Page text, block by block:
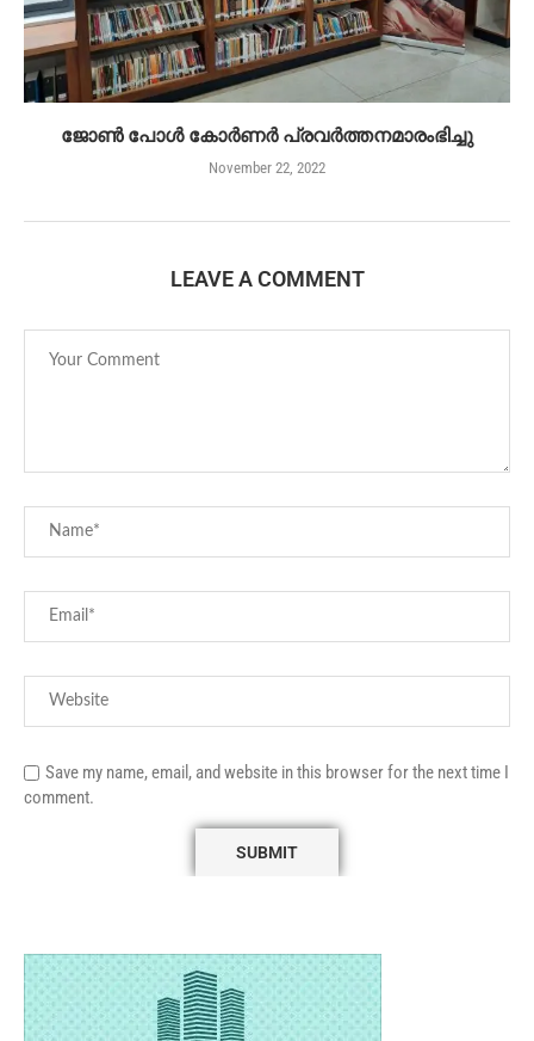
ജോൺ പോൾ കോർണർ പ്രവർത്തനമാരംഭിച്ചു
November 22, 2022
LEAVE A COMMENT
Save my name, email, and website in this browser for the next time I
comment.